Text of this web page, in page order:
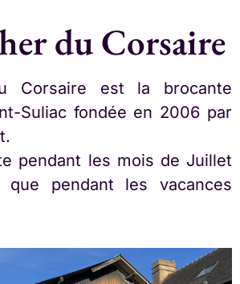
du Corsaire
Corsaire est la brocante
Suliac fondée en 2006 par
pendant les mois de Juillet
pendant les vacances